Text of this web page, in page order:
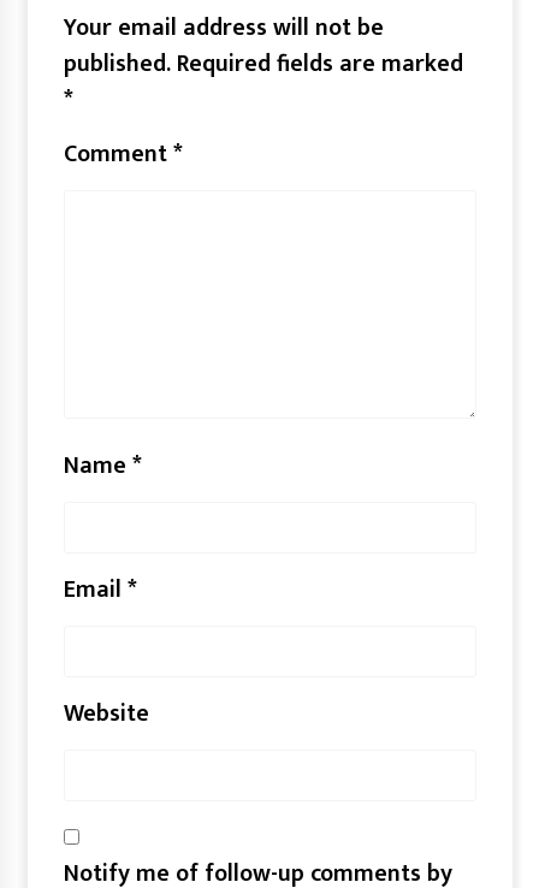
Your email address will not be
published.Required fields are marked
*
Comment*
Name*
Email*
Website
Notify me of follow-up comments by